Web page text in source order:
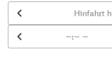
Datum der Hinfahrt
Uhrzeit der Hinfahrt